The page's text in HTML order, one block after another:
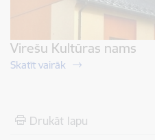
Virešu Kultūras nams
Skatīt vairāk
Drukāt lapu